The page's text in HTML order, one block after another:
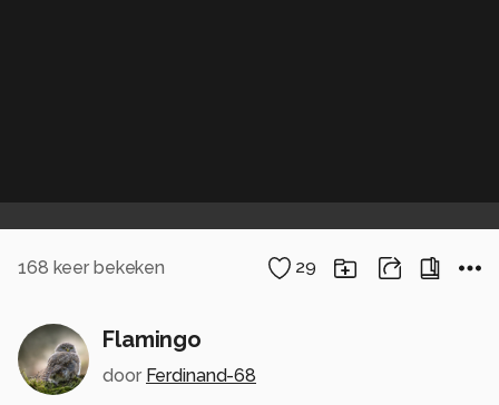
168 keer bekeken 29
Flamingo
door Ferdinand-68